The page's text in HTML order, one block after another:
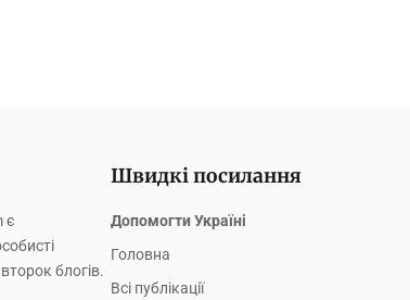
є
блогів.
Швидкі посилання
Допомогти Україні
Головна
Всі публікації